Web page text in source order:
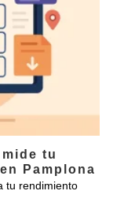
tu
Pamplona
tu rendimiento